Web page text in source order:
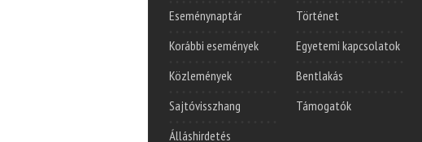
Eseménynaptár
Korábbi események
Közlemények
Sajtóvisszhang
Álláshirdetés
Történet
Egyetemi kapcsolatok
Bentlakás
Támogatók